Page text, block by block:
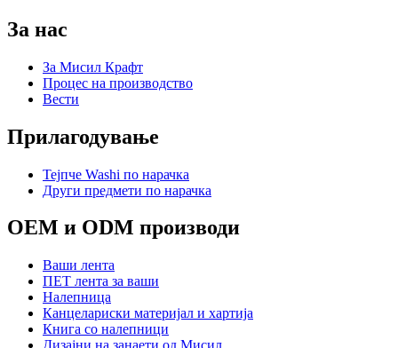
За нас
За Мисил Крафт
Процес на производство
Вести
Прилагодување
Тејпче Washi по нарачка
Други предмети по нарачка
OEM и ODM производи
Ваши лента
ПЕТ лента за ваши
Налепница
Канцелариски материјал и хартија
Книга со налепници